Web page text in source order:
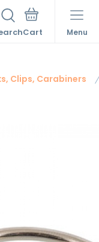
Menu
Clips, Carabiners